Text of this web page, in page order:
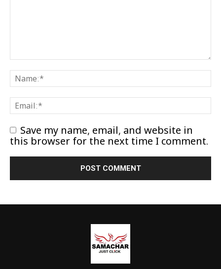
Save my name, email, and website in
this browser for the next time I comment.